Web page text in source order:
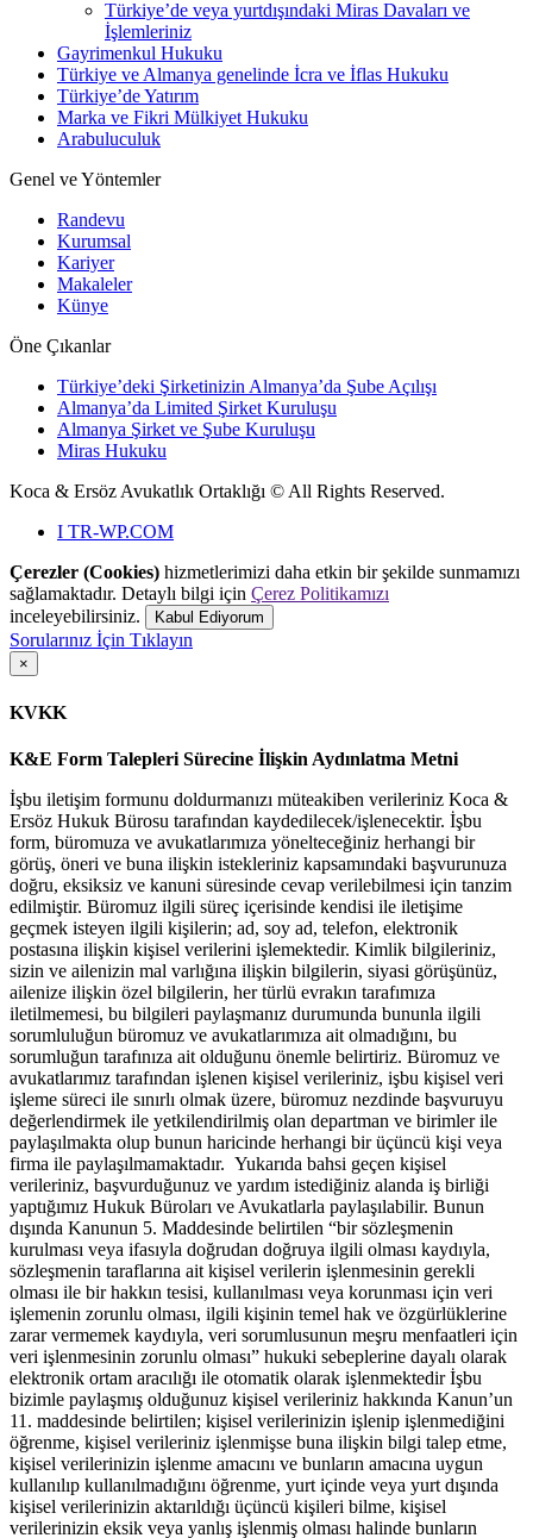
Türkiye’de veya yurtdışındaki Miras Davaları ve
İşlemleriniz
Gayrimenkul Hukuku
Türkiye ve Almanya genelinde İcra ve İflas Hukuku
Türkiye’de Yatırım
Marka ve Fikri Mülkiyet Hukuku
Arabuluculuk
Genel ve Yöntemler
Randevu
Kurumsal
Kariyer
Makaleler
Künye
Öne Çıkanlar
Türkiye’deki Şirketinizin Almanya’da Şube Açılışı
Almanya’da Limited Şirket Kuruluşu
Almanya Şirket ve Şube Kuruluşu
Miras Hukuku
Koca & Ersöz Avukatlık Ortaklığı ©All Rights Reserved.
I TR-WP.COM
Çerezler (Cookies) hizmetlerimizi daha etkin bir şekilde sunmamızı
sağlamaktadır. Detaylı bilgi için Çerez Politikamızı
inceleyebilirsiniz.
Kabul Ediyorum
Sorularınız İçin Tıklayın
×
KVKK
K&E Form Talepleri Sürecine İlişkin Aydınlatma Metni
İşbu iletişim formunu doldurmanızı müteakiben verileriniz Koca &
Ersöz Hukuk Bürosu tarafından kaydedilecek/işlenecektir. İşbu
form, büromuza ve avukatlarımıza yönelteceğiniz herhangi bir
görüş, öneri ve buna ilişkin istekleriniz kapsamındaki başvurunuza
doğru, eksiksiz ve kanuni süresinde cevap verilebilmesi için tanzim
edilmiştir. Büromuz ilgili süreç içerisinde kendisi ile iletişime
geçmek isteyen ilgili kişilerin; ad, soy ad, telefon, elektronik
postasına ilişkin kişisel verilerini işlemektedir. Kimlik bilgileriniz,
sizin ve ailenizin mal varlığına ilişkin bilgilerin, siyasi görüşünüz,
ailenize ilişkin özel bilgilerin, her türlü evrakın tarafımıza
iletilmemesi, bu bilgileri paylaşmanız durumunda bununla ilgili
sorumluluğun büromuz ve avukatlarımıza ait olmadığını, bu
sorumluğun tarafınıza ait olduğunu önemle belirtiriz. Büromuz ve
avukatlarımız tarafından işlenen kişisel verileriniz, işbu kişisel veri
işleme süreci ile sınırlı olmak üzere, büromuz nezdinde başvuruyu
değerlendirmek ile yetkilendirilmiş olan departman ve birimler ile
paylaşılmakta olup bunun haricinde herhangi bir üçüncü kişi veya
firma ile paylaşılmamaktadır. Yukarıda bahsi geçen kişisel
verileriniz, başvurduğunuz ve yardım istediğiniz alanda iş birliği
yaptığımız Hukuk Büroları ve Avukatlarla paylaşılabilir. Bunun
dışında Kanunun 5. Maddesinde belirtilen “bir sözleşmenin
kurulması veya ifasıyla doğrudan doğruya ilgili olması kaydıyla,
sözleşmenin taraflarına ait kişisel verilerin işlenmesinin gerekli
olması ile bir hakkın tesisi, kullanılması veya korunması için veri
işlemenin zorunlu olması, ilgili kişinin temel hak ve özgürlüklerine
zarar vermemek kaydıyla, veri sorumlusunun meşru menfaatleri için
veri işlenmesinin zorunlu olması” hukuki sebeplerine dayalı olarak
elektronik ortam aracılığı ile otomatik olarak işlenmektedir İşbu
bizimle paylaşmış olduğunuz kişisel verileriniz hakkında Kanun’un
11. maddesinde belirtilen; kişisel verilerinizin işlenip işlenmediğini
öğrenme, kişisel verileriniz işlenmişse buna ilişkin bilgi talep etme,
kişisel verilerinizin işlenme amacını ve bunların amacına uygun
kullanılıp kullanılmadığını öğrenme, yurt içinde veya yurt dışında
kişisel verilerinizin aktarıldığı üçüncü kişileri bilme, kişisel
verilerinizin eksik veya yanlış işlenmiş olması halinde bunların